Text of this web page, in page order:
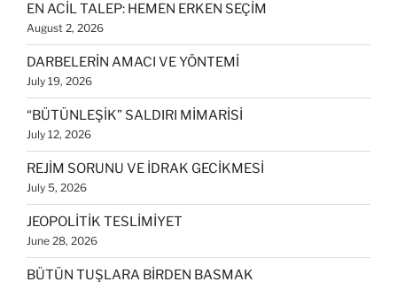
EN ACİL TALEP: HEMEN ERKEN SEÇİM
August 2, 2026
DARBELERİN AMACI VE YÖNTEMİ
July 19, 2026
“BÜTÜNLEŞİK” SALDIRI MİMARİSİ
July 12, 2026
REJİM SORUNU VE İDRAK GECİKMESİ
July 5, 2026
JEOPOLİTİK TESLİMİYET
June 28, 2026
BÜTÜN TUŞLARA BİRDEN BASMAK